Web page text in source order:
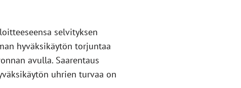
selvityksen
hyväksikäytön torjuntaa
avulla. Saarentaus
uhrien turvaa on